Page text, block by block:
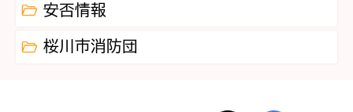
安否情報
桜川市消防団